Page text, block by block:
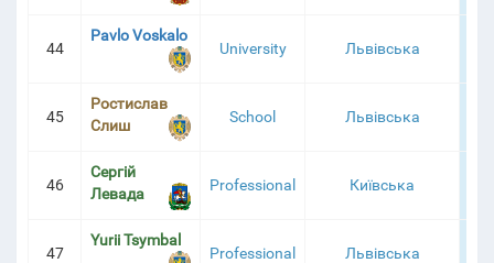
44
Pavlo Voskalo
University Львівська
45
Ростислав
Слиш
School Львівська
46
Сергій
Левада
Professional Київська
47
Yurii Tsymbal
Professional Львівська